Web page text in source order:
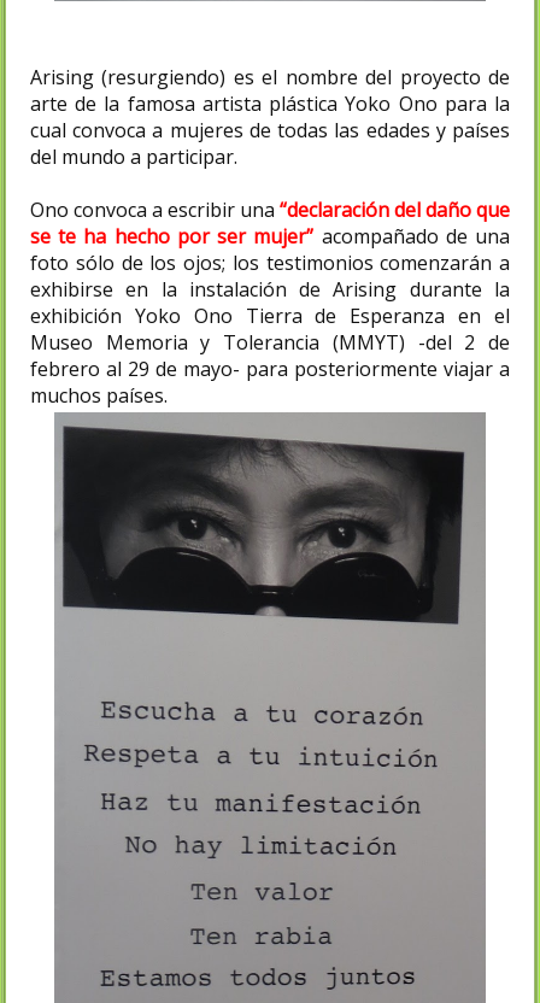
Arising (resurgiendo) es el nombre del proyecto de
arte de la famosa artista plástica Yoko Ono para la
cual convoca a mujeres de todas las edades y países
del mundo a participar.
Ono convoca a escribir una “declaración del daño que
se te ha hecho por ser mujer” acompañado de una
foto sólo de los ojos; los testimonios comenzarán a
exhibirse en la instalación de Arising durante la
exhibición Yoko Ono Tierra de Esperanza en el
Museo Memoria y Tolerancia (MMYT) -del 2 de
febrero al 29 de mayo- para posteriormente viajar a
muchos países.